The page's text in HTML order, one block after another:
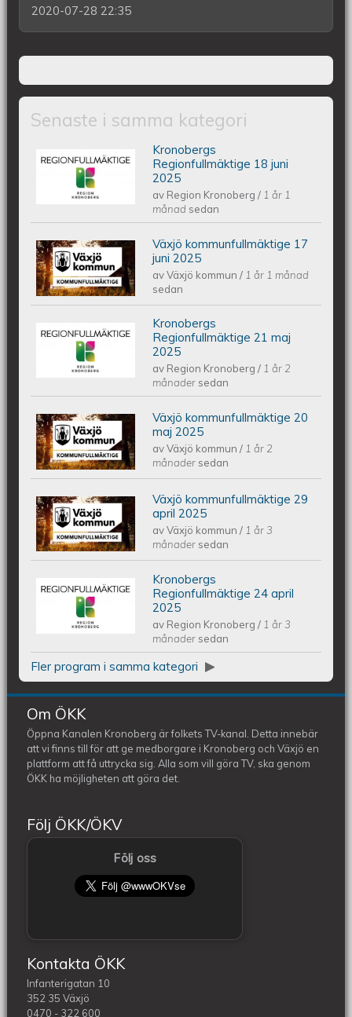
2020-07-28 22:35
Senaste i samma kategori
Kronobergs regionfullmäktige 18 juni
2025
Kronobergs
Regionfullmäktige 18 juni
2025
av Region Kronoberg/ 1 år 1
månad sedan
Växjös kommunfullmäktige 17 juni
2025
Växjö kommunfullmäktige 17
juni 2025
avVäxjö kommun/ 1 år 1 månad
sedan
Kronobergs regionfullmäktige 21 maj
2025
Kronobergs
Regionfullmäktige 21 maj
2025
av Region Kronoberg/ 1 år 2
månader sedan
Växjös kommunfullmäktige 20 maj
2025
Växjö kommunfullmäktige 20
maj 2025
avVäxjö kommun/ 1 år 2
månader sedan
Växjös kommunfullmäktige 29 april
2025
Växjö kommunfullmäktige 29
april 2025
avVäxjö kommun/ 1 år 3
månader sedan
Kronobergs regionfullmäktige 24
april 2025
Kronobergs
Regionfullmäktige 24 april
2025
av Region Kronoberg/ 1 år 3
månader sedan
Fler program i samma kategori
Om ÖKK
Öppna Kanalen Kronoberg är folkets TV-kanal. Detta innebär
att vi finns till för att ge medborgare i Kronoberg och Växjö en
plattform att få uttrycka sig. Alla som vill göra TV, ska genom
ÖKK ha möjligheten att göra det.
Följ ÖKK/ÖKV
Följ oss
Kontakta ÖKK
Infanterigatan 10
352 35 Växjö
0470 - 322 600